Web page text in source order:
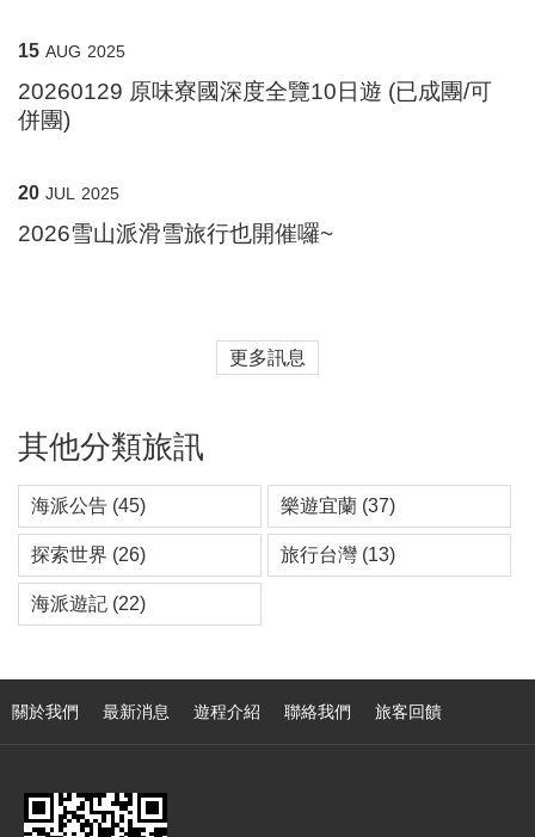
15 AUG 2025
20260129 原味寮國深度全覽10日遊 (已成團/可
併團)
20 JUL 2025
2026雪山派滑雪旅行也開催囉~
更多訊息
其他分類旅訊
海派公告 (45) 樂遊宜蘭 (37)
探索世界 (26) 旅行台灣 (13)
海派遊記 (22)
關於我們 最新消息 遊程介紹 聯絡我們 旅客回饋